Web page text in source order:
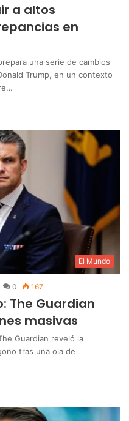
a altos
en
una serie de cambios
Trump, en un contexto
El Mundo
0 167
The Guardian
masivas
Guardian reveló la
tras una ola de